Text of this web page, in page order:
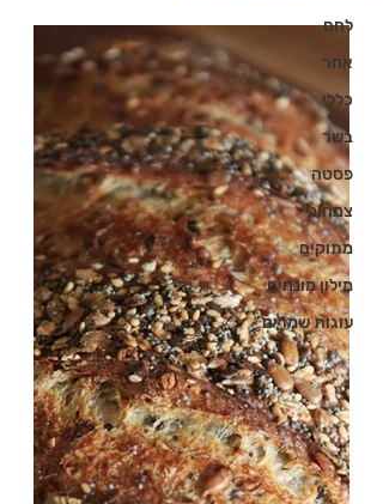
לחם
אחר
כללי
בשר
פסטה
צמחוני
מתוקים
מילון מונחים
עוגות שמרים